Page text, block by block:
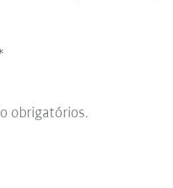
obrigatórios.